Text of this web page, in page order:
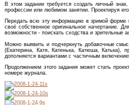
В этом задании требуется создать личный
профессии или любимом занятии. Проектируя
Передать всю эту информацию в зримой форме
своё собственное оригинальное начертание.
возможности - поискать сходства и
Можно выявить и подчеркнуть добавочные
(Екатерина, Катя, Катенька, Катюша, Катька),
дополняется вариантами с частичным
Продолжением этого задания может стать
номере журнала.